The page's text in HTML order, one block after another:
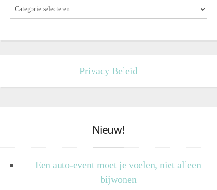
Privacy Beleid
Nieuw!
Een auto-event moet je voelen, niet alleen
bijwonen